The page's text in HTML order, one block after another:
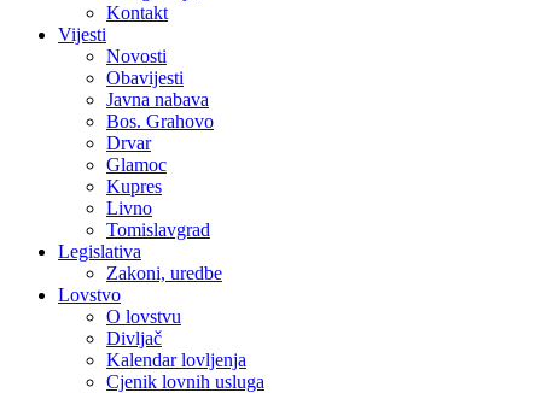
Kontakt
Vijesti
Novosti
Obavijesti
Javna nabava
Bos. Grahovo
Drvar
Glamoc
Kupres
Livno
Tomislavgrad
Legislativa
Zakoni, uredbe
Lovstvo
O lovstvu
Divljač
Kalendar lovljenja
Cjenik lovnih usluga